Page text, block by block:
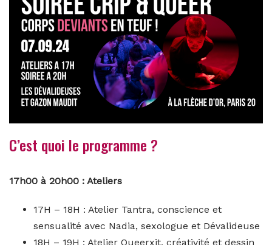
C’est quoi le programme ?
17h00 à 20h00 : Ateliers
17H – 18H : Atelier Tantra, conscience et
sensualité avec Nadia, sexologue et Dévalideuse
18H – 19H : Atelier Queerxit, créativité et dessin